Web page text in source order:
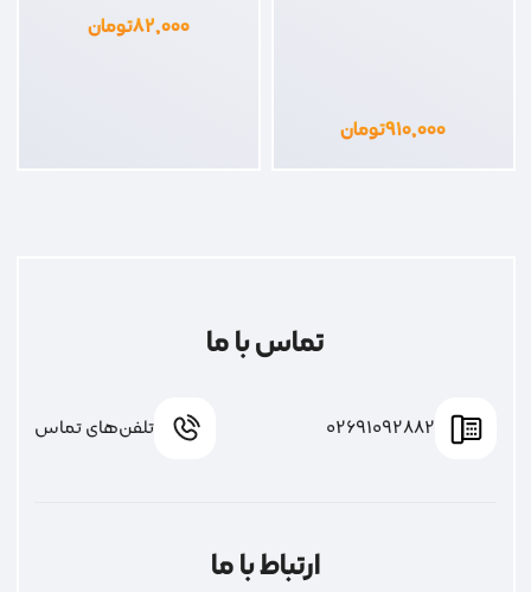
۹۱۰,۰۰۰تومان
۸۲,۰۰۰تومان
تماس با ما
02691092882 تلفن‌های تماس
ارتباط با ما